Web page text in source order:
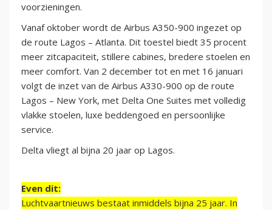
voorzieningen.
Vanaf oktober wordt de Airbus A350-900 ingezet op
de route Lagos – Atlanta. Dit toestel biedt 35 procent
meer zitcapaciteit, stillere cabines, bredere stoelen en
meer comfort. Van 2 december tot en met 16 januari
volgt de inzet van de Airbus A330-900 op de route
Lagos – New York, met Delta One Suites met volledig
vlakke stoelen, luxe beddengoed en persoonlijke
service.
Delta vliegt al bijna 20 jaar op Lagos.
Even dit:
Luchtvaartnieuws bestaat inmiddels bijna 25 jaar. In